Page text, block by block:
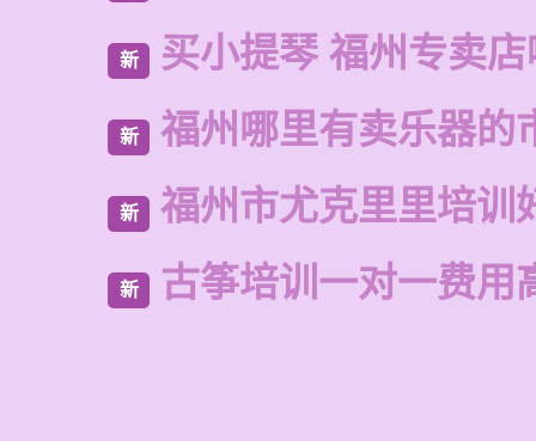
新 买小提琴 福州专卖
新 福州哪里有卖乐器的
新 福州市尤克里里培训
新 古筝培训一对一费用